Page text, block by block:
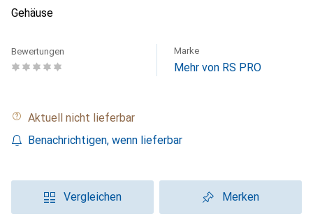
Gehäuse
Bewertungen Marke
Mehr von RS PRO
Aktuell nicht lieferbar
Benachrichtigen, wenn lieferbar
Vergleichen Merken